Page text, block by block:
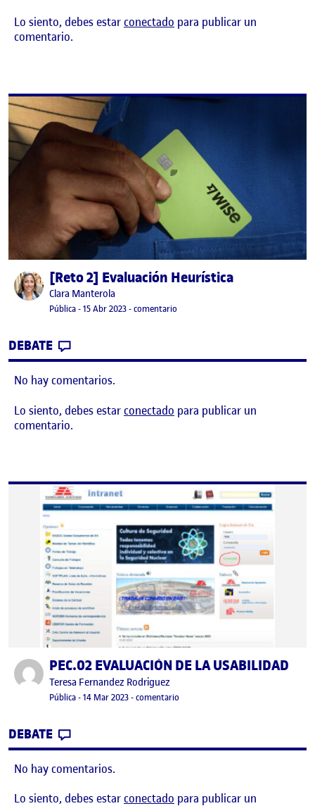
Lo siento, debes estarconectado para publicar un
comentario.
Publicado por[Reto 2] Evaluación Heurística
Publicado por
Clara Manterola
Visibilidad:
Pública-Fecha de publicación
15 Abr 202316 abril, 2023 1:01 am
-comentario
DEBATE
No hay comentarios.
Lo siento, debes estarconectado para publicar un
comentario.
Publicado porPEC.02 EVALUACIÓN DE LA USABILIDAD
Publicado por
Teresa Fernandez Rodriguez
Visibilidad:
Pública-Fecha de publicación
14 Mar 202314 marzo, 2023 2:36 pm
-comentario
DEBATE
No hay comentarios.
Lo siento, debes estarconectado para publicar un